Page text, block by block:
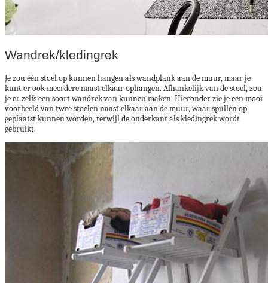
Wandrek/kledingrek
Je zou één stoel op kunnen hangen als wandplank aan de muur, maar je
kunt er ook meerdere naast elkaar ophangen. Afhankelijk van de stoel, zou
je er zelfs een soort wandrek van kunnen maken. Hieronder zie je een mooi
voorbeeld van twee stoelen naast elkaar aan de muur, waar spullen op
geplaatst kunnen worden, terwijl de onderkant als kledingrek wordt
gebruikt.